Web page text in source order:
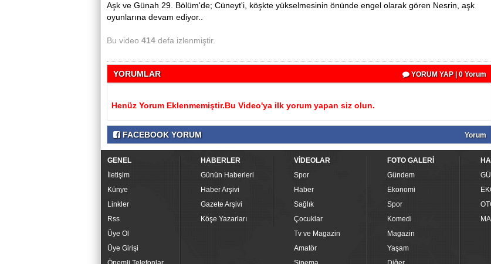
Aşk ve Günah 29. Bölüm'de; Cüneyt'i, köşkte yükselmesinin önünde engel olarak gören Nesrin, aşk
oyunlarına devam ediyor..
Bu video 414 defa izlenmiştir.
YORUMLAR YORUM YAP | 0 Yorum
Henüz Yorum Eklenmemiştir.Bu Video'ya ilk yorum yapan siz olun.
FACEBOOK YORUM Yorum
GENEL
İletişim
Künye
Linkler
Rss
Üye Ol
Üye Girişi
HABERLER
Günün Haberleri
Haber Arşivi
Gazete Arşivi
Köşe Yazarları
VİDEOLAR
Spor
Haber
Sağlık
Çocuklar
Tv ve Magazin
Amatör
FOTO GALERİ
Gündem
Ekonomi
Spor
Komedi
Magazin
Yaşam